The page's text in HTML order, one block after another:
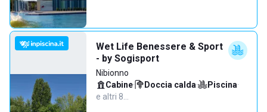
Wet Life Benessere & Sport
- by Sogisport
Nibionno
Cabine· Doccia calda· Piscina·
e altri 8…